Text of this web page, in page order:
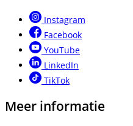
Instagram
Facebook
YouTube
LinkedIn
TikTok
Meer informatie